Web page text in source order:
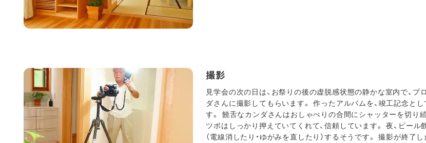
撮影
見学会の次の日は、お祭りの後の虚脱感状態の静かな室内で、プ
ダさんに撮影してもらいます。 作ったアルバムを、竣工記念と
す。 饒舌なカンダさんはおしゃべりの合間にシャッターを切り
ツボはしっかり押えていてくれて、信頼しています。 夜、ビール
（電線消したり・ゆがみを直したり）するそうです。 撮影が終了